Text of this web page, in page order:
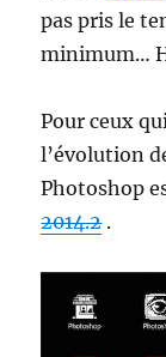
pas pris le
minimum…
Pour ceux
l’évolution
Photoshop
2014.2.